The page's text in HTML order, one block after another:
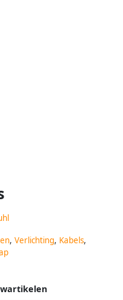
, Verlichting, Kabels,